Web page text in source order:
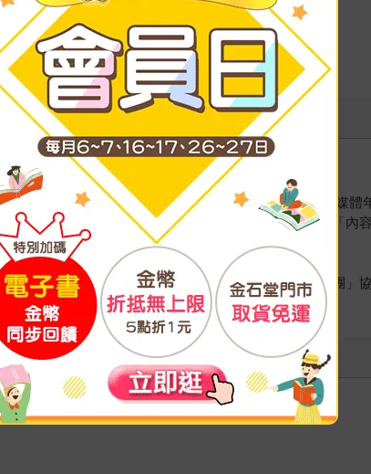
玉｜聯合線上融媒體事業部副總監
頭鷹書房》等書系主編，主編叢書多次榮獲金鼎獎及媒體
界擁有極高口碑，已集結出版《老貓學出版》。經營「內
周周來騎車：單車、自行車、公路車老手與新手的社團」